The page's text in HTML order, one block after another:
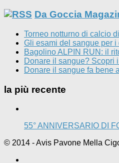
Da Goccia
Torneo notturno di calcio
Gli esami del sangue per i
Bagolino ALPIN RUN: il
Donare il sangue? Scopri
Donare il sangue fa bene
la più recente
55° ANNIVERSARIO DI
© 2014 - Avis Pavone Mella